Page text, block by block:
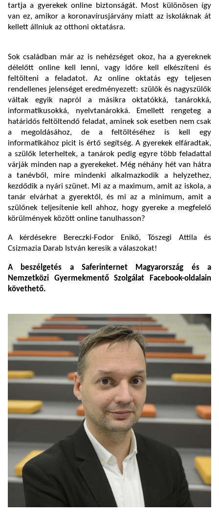
tartja a gyerekek online biztonságát. Most különösen így
van ez, amikor a koronavírusjárvány miatt az iskoláknak át
kellett állniuk az otthoni oktatásra.
Sok családban már az is nehézséget okoz, ha a gyereknek
délelőtt online kell lenni, vagy időre kell elkészíteni és
feltölteni a feladatot. Az online oktatás egy teljesen
rendellenes jelenséget eredményezett: szülők és nagyszülők
váltak egyik napról a másikra oktatókká, tanárokká,
informatikusokká, nyelvtanárokká. Emellett rengeteg a
határidős feltöltendő feladat, aminek sok esetben nem csak
a megoldásához, de a feltöltéséhez is kell egy
informatikához picit is értő segítség. A gyerekek elfáradtak,
a szülők leterheltek, a tanárok pedig egyre több feladattal
várják minden nap a gyerekeket. Még néhány hét van hátra
a tanévből, mire mindenki alkalmazkodik a helyzethez,
kezdődik a nyári szünet. Mi az a maximum, amit az iskola, a
tanár elvárhat a gyerektől, és mi az a minimum, amit a
szülőnek teljesítenie kell ahhoz, hogy gyereke a megfelelő
körülmények között online tanulhasson?
A kérdésekre Bereczki-Fodor Enikő, Tószegi Attila és
Csizmazia Darab István keresik a válaszokat!
A beszélgetés a Saferinternet Magyarország és a
Nemzetközi Gyermekmentő Szolgálat Facebook-oldalain
követhető.